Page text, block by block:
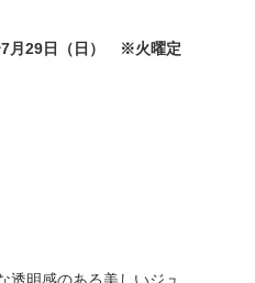
7月29日（日） ※火曜定